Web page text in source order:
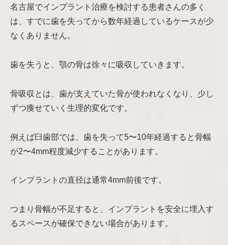
名古屋でインプラント治療を検討する患者さんの多く
は、すでに歯を失ってから数年経過しているケースが少
なくありません。
歯を失うと、顎の骨は徐々に吸収していきます。
骨吸収とは、歯が支えていた骨が使われなくなり、少し
ずつ痩せていく生理的変化です。
例えば臼歯部では、歯を失って5〜10年経過すると骨幅
が2〜4mm程度減少することがあります。
インプラントの直径は通常4mm前後です。
つまり骨幅が不足すると、インプラントを安全に埋入す
るスペースが確保できない場合があります。